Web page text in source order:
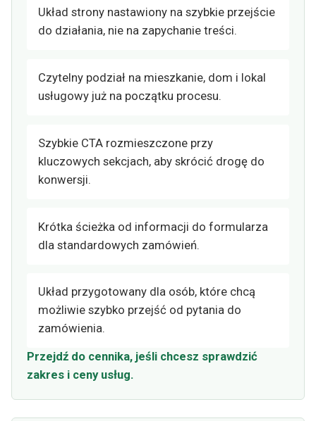
Układ strony nastawiony na szybkie przejście
do działania, nie na zapychanie treści.
Czytelny podział na mieszkanie, dom i lokal
usługowy już na początku procesu.
Szybkie CTA rozmieszczone przy
kluczowych sekcjach, aby skrócić drogę do
konwersji.
Krótka ścieżka od informacji do formularza
dla standardowych zamówień.
Układ przygotowany dla osób, które chcą
możliwie szybko przejść od pytania do
zamówienia.
Przejdź do cennika, jeśli chcesz sprawdzić
zakres i ceny usług.